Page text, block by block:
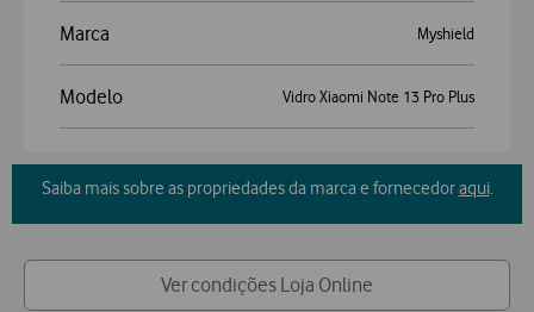
Marca Myshield
Modelo Vidro Xiaomi Note 13 Pro Plus
Saiba mais sobre as propriedades da marca e fornecedoraqui.
Ver condições Loja Online